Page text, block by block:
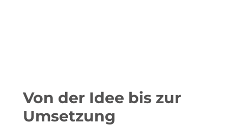
Von der Idee bis zur
Umsetzung